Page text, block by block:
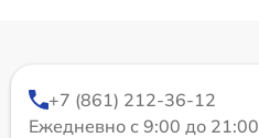
+7 (861) 212-36-12
Ежедневно с 9:00 до 21:00